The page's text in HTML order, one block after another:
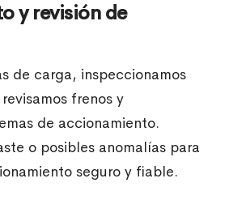
y revisión de
de carga, inspeccionamos
frenos y
de accionamiento.
o posibles anomalías para
seguro y fiable.